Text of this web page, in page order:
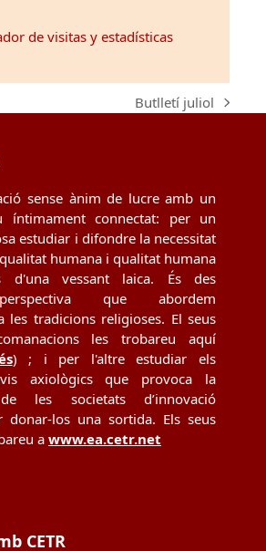
next
Butlletí juliol
sense ànim de lucre amb un
íntimament connectat: per un
estudiar i difondre la necessitat
humana i qualitat humana
d'una vessant laica. És des
que abordem
les tradicions religioses. El seus
les trobareu aquí
) ; i per l'altre estudiar els
axiològics que provoca la
les societats d’innovació
donar-los una sortida. Els seus
a www.ea.cetr.net
CETR